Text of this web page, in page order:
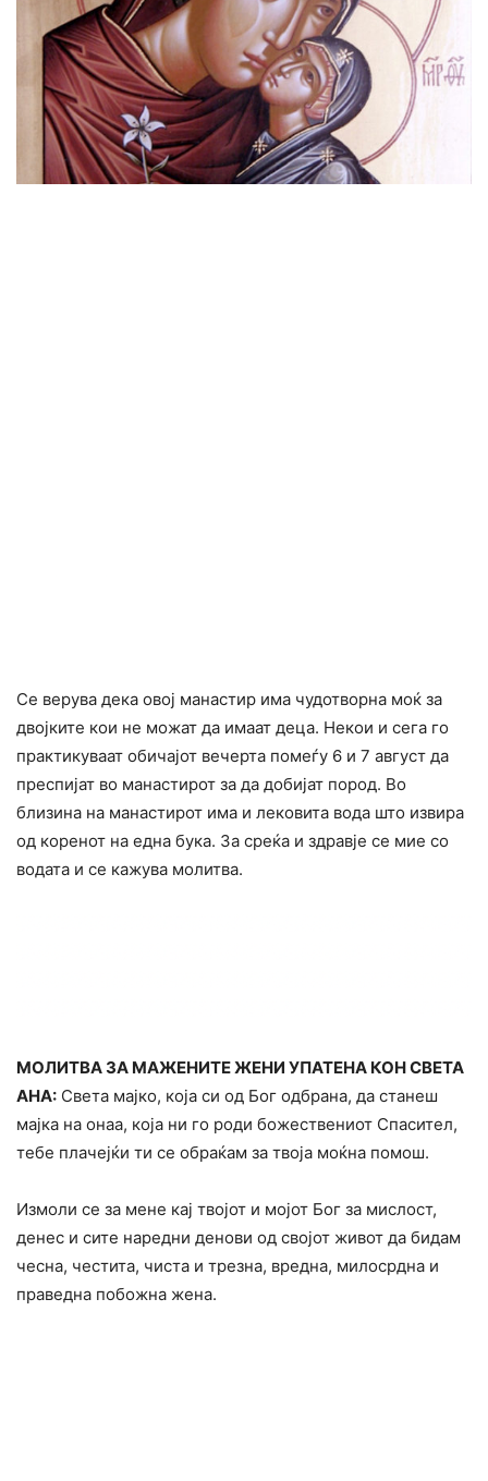
Се верува дека овој манастир има чудотворна моќ за
двојките кои не можат да имаат деца. Некои и сега го
практикуваат обичајот вечерта помеѓу 6 и 7 август да
преспијат во манастирот за да добијат пород. Во
близина на манастирот има и лековита вода што извира
од коренот на една бука. За среќа и здравје се мие со
водата и се кажува молитва.
МОЛИТВА ЗА МАЖЕНИТЕ ЖЕНИ УПАТЕНА КОН СВЕТА
АНА: Света мајко, која си од Бог одбрана, да станеш
мајка на онаа, која ни го роди божествениот Спасител,
тебе плачејќи ти се обраќам за твоја моќна помош.
Измоли се за мене кај твојот и мојот Бог за мислост,
денес и сите наредни денови од својот живот да бидам
чесна, честита, чиста и трезна, вредна, милосрдна и
праведна побожна жена.